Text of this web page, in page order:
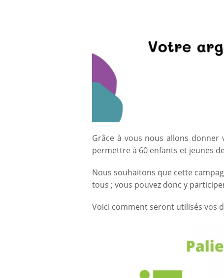
Grâce à vous nous allons
permettre à 60 enfants et jeunes
Nous souhaitons que cette
tous ; vous pouvez donc y
Voici comment seront utilisés vos